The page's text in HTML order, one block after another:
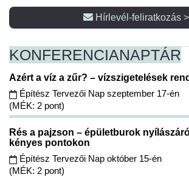
Hírlevél-feliratkozás >
KONFERENCIANAPTÁR
Azért a víz a zűr? – vízszigetelések
Építész Tervezői Nap szeptember 17-én
(MÉK: 2 pont)
Rés a pajzson – épületburok
kényes pontokon
Építész Tervezői Nap október 15-én
(MÉK: 2 pont)